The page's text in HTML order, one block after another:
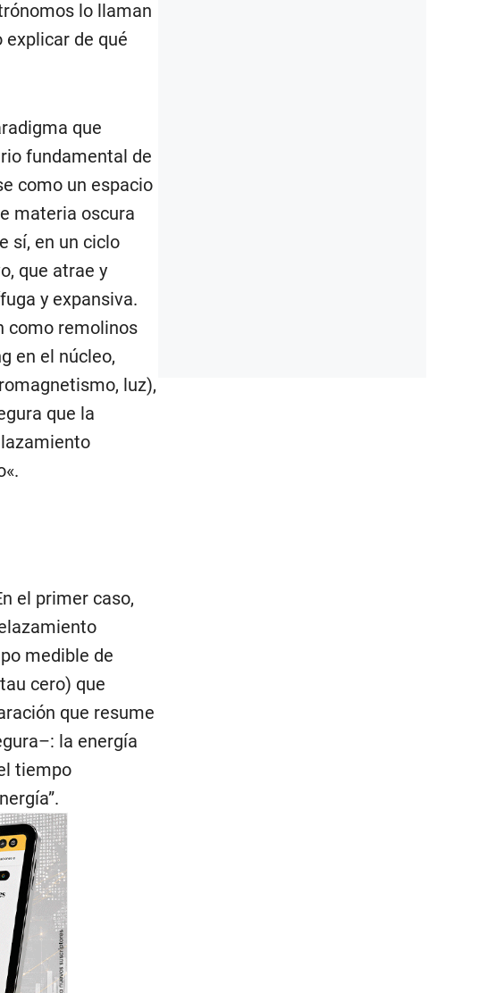
lo llaman
explicar de qué
que
fundamental de
como un espacio
materia oscura
sí, en un ciclo
que atrae y
y expansiva.
como remolinos
en el núcleo,
luz),
que la
el primer caso,
medible de
cero) que
que resume
la energía
tiempo